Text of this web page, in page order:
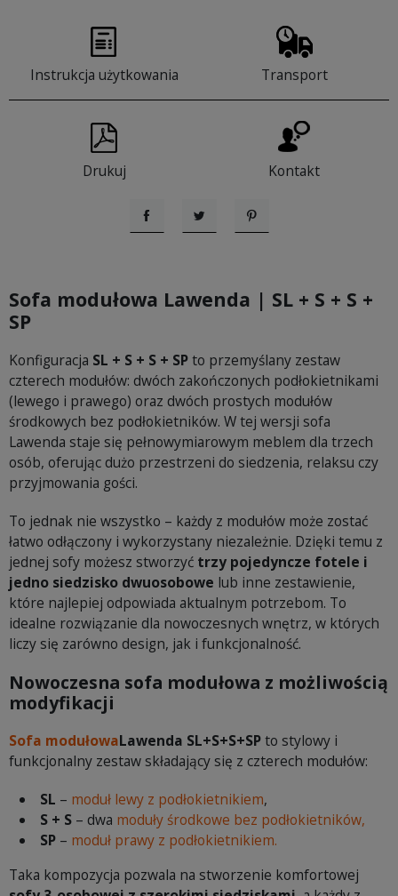
Instrukcja użytkowania Transport
Drukuj Kontakt
UdostępnijTweetujPinterest
Sofa modułowa Lawenda | SL + S + S +
SP
Konfiguracja SL + S + S + SPto przemyślany zestaw
czterech modułów: dwóch zakończonych podłokietnikami
(lewego i prawego) oraz dwóch prostych modułów
środkowych bez podłokietników. W tej wersji sofa
Lawenda staje się pełnowymiarowym meblem dla trzech
osób, oferując dużo przestrzeni do siedzenia, relaksu czy
przyjmowania gości.
To jednak nie wszystko – każdy z modułów może zostać
łatwo odłączony i wykorzystany niezależnie. Dzięki temu z
jednej sofy możesz stworzyć trzy pojedyncze fotele i
jedno siedzisko dwuosobowe lub inne zestawienie,
które najlepiej odpowiada aktualnym potrzebom. To
idealne rozwiązanie dla nowoczesnych wnętrz, w których
liczy się zarówno design, jak i funkcjonalność.
Nowoczesna sofa modułowa z możliwością
modyfikacji
Sofa modułowaLawenda SL+S+S+SPto stylowy i
funkcjonalny zestaw składający się z czterech modułów:
SL – moduł lewy z podłokietnikiem,
S + S– dwa moduły środkowe bez podłokietników,
SP– moduł prawy z podłokietnikiem.
Taka kompozycja pozwala na stworzenie komfortowej